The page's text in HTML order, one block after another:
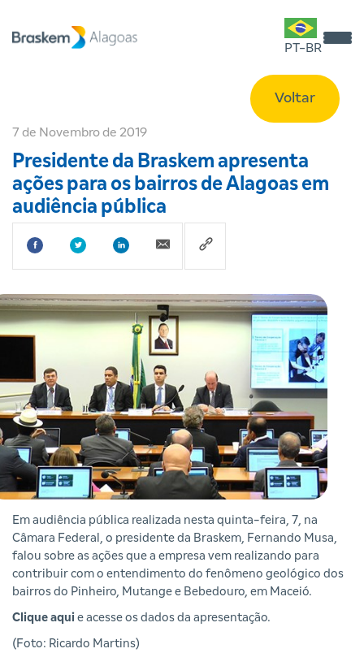
PT-BR
Voltar
7 de Novembro de 2019
Presidente da Braskem apresenta
ações para os bairros de Alagoas em
audiência pública
Em audiência pública realizada nesta quinta-feira, 7, na
Câmara Federal, o presidente da Braskem, Fernando Musa,
falou sobre as ações que a empresa vem realizando para
contribuir com o entendimento do fenômeno geológico dos
bairros do Pinheiro, Mutange e Bebedouro, em Maceió.
Clique aqui e acesse os dados da apresentação.
(Foto: Ricardo Martins)